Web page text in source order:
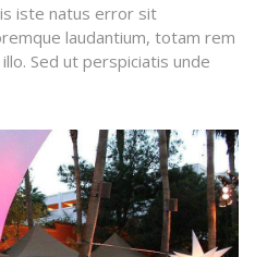
iste natus error sit
laudantium, totam rem
Sed ut perspiciatis unde